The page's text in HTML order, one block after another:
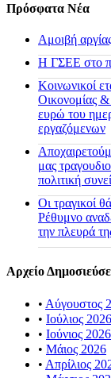
Πρόσφατα Νέα
Αμοιβή
H ΓΣΕΕ στο
Κοινωνικοί
Οικονομίας
ευρώ του
εργαζόμενων
μας
πολιτική
Οι τραγικοί
Ρέθυμνο
την πλευρά
Αρχείο
• Αύγουστος
• Ιούλιος 2026
• Ιούνιος 2026
• Μάιος 2026
• Απρίλιος